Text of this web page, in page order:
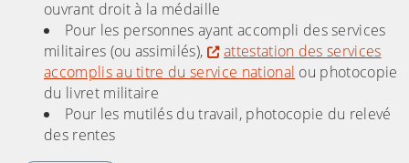
ouvrant droit à la médaille
Pour les personnes ayant accompli des services
militaires (ou assimilés),
attestation des services
accomplis au titre du service national ou photocopie
du livret militaire
Pour les mutilés du travail, photocopie du relevé
des rentes